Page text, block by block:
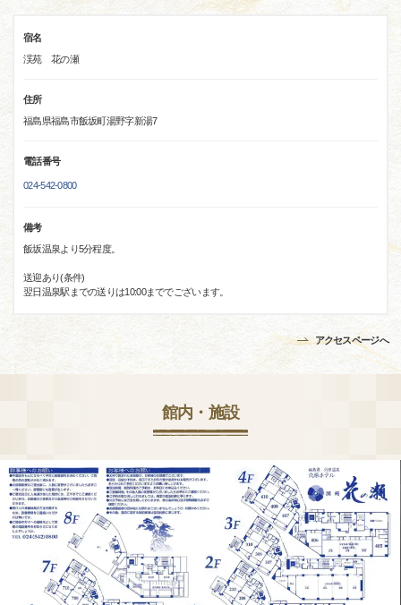
宿名
渓苑 花の瀬
住所
福島県福島市飯坂町湯野字新湯7
電話番号
024-542-0800
備考
飯坂温泉より5分程度。
送迎あり(条件)
翌日温泉駅までの送りは10:00まででございます。
アクセスページへ
館内・施設